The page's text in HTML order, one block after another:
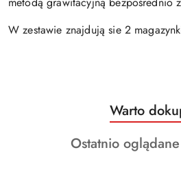
W zestawie znajdują sie 2
Pomiń karuzelę produktów
Produkty
o
statusie:
Warto
Produkty
Ostatnio